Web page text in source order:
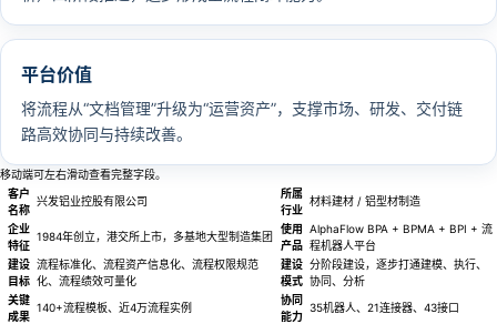
平台价值
将流程从“文档管理”升级为“运营资产”，支撑市场、研发、交付链
路高效协同与持续改善。
移动端可左右滑动查看完整字段。
客户
名称
兴发铝业控股有限公司
所属
行业
材料建材 / 铝型材制造
企业
特征
1984年创立，港交所上市，多基地大型制造集团
使用
产品
AlphaFlow BPA + BPMA + BPI + 流
程机器人平台
建设
目标
流程标准化、流程资产信息化、流程权限规范
化、流程绩效可量化
建设
模式
分阶段建设，逐步打通建模、执行、
协同、分析
关键
成果
140+流程模板、近4万流程实例
协同
能力
35机器人、21连接器、43接口